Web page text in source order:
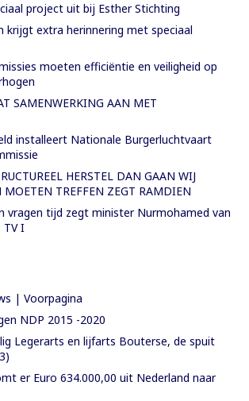
project uit bij Esther Stichting
krijgt extra herinnering met speciaal
moeten efficiëntie en veiligheid op
SAMENWERKING AAN MET
installeert Nationale Burgerluchtvaart
HERSTEL DAN GAAN WIJ
MOETEN TREFFEN ZEGT RAMDIEN
vragen tijd zegt minister Nurmohamed van
TV I
| Voorpagina
NDP 2015 -2020
Legerarts en lijfarts Bouterse, de spuit
er Euro 634.000,00 uit Nederland naar